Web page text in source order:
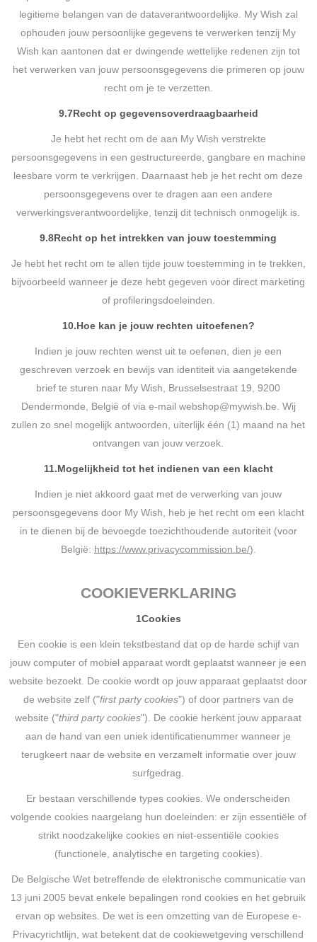
legitieme belangen van de dataverantwoordelijke. My Wish zal
ophouden jouw persoonlijke gegevens te verwerken tenzij My
Wish kan aantonen dat er dwingende wettelijke redenen zijn tot
het verwerken van jouw persoonsgegevens die primeren op jouw
recht om je te verzetten.
9.7Recht op gegevensoverdraagbaarheid
Je hebt het recht om de aan My Wish verstrekte
persoonsgegevens in een gestructureerde, gangbare en machine
leesbare vorm te verkrijgen. Daarnaast heb je het recht om deze
persoonsgegevens over te dragen aan een andere
verwerkingsverantwoordelijke, tenzij dit technisch onmogelijk is.
9.8Recht op het intrekken van jouw toestemming
Je hebt het recht om te allen tijde jouw toestemming in te trekken,
bijvoorbeeld wanneer je deze hebt gegeven voor direct marketing
of profileringsdoeleinden.
10.Hoe kan je jouw rechten uitoefenen?
Indien je jouw rechten wenst uit te oefenen, dien je een
geschreven verzoek en bewijs van identiteit via aangetekende
brief te sturen naar My Wish, Brusselsestraat 19, 9200
Dendermonde, België of via e-mail webshop@mywish.be. Wij
zullen zo snel mogelijk antwoorden, uiterlijk één (1) maand na het
ontvangen van jouw verzoek.
11.Mogelijkheid tot het indienen van een klacht
Indien je niet akkoord gaat met de verwerking van jouw
persoonsgegevens door My Wish, heb je het recht om een klacht
in te dienen bij de bevoegde toezichthoudende autoriteit (voor
België: https://www.privacycommission.be/).
COOKIEVERKLARING
1Cookies
Een cookie is een klein tekstbestand dat op de harde schijf van
jouw computer of mobiel apparaat wordt geplaatst wanneer je een
website bezoekt. De cookie wordt op jouw apparaat geplaatst door
de website zelf ("first party cookies") of door partners van de
website ("third party cookies"). De cookie herkent jouw apparaat
aan de hand van een uniek identificatienummer wanneer je
terugkeert naar de website en verzamelt informatie over jouw
surfgedrag.
Er bestaan verschillende types cookies. We onderscheiden
volgende cookies naargelang hun doeleinden: er zijn essentiële of
strikt noodzakelijke cookies en niet-essentiële cookies
(functionele, analytische en targeting cookies).
De Belgische Wet betreffende de elektronische communicatie van
13 juni 2005 bevat enkele bepalingen rond cookies en het gebruik
ervan op websites. De wet is een omzetting van de Europese e-
Privacyrichtlijn, wat betekent dat de cookiewetgeving verschillend